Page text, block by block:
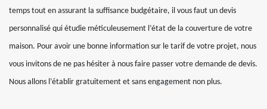
temps tout en assurant la suffisance budgétaire, il vous faut un devis
personnalisé qui étudie méticuleusement l’état de la couverture de votre
maison. Pour avoir une bonne information sur le tarif de votre projet, nous
vous invitons de ne pas hésiter à nous faire passer votre demande de devis.
Nous allons l’établir gratuitement et sans engagement non plus.